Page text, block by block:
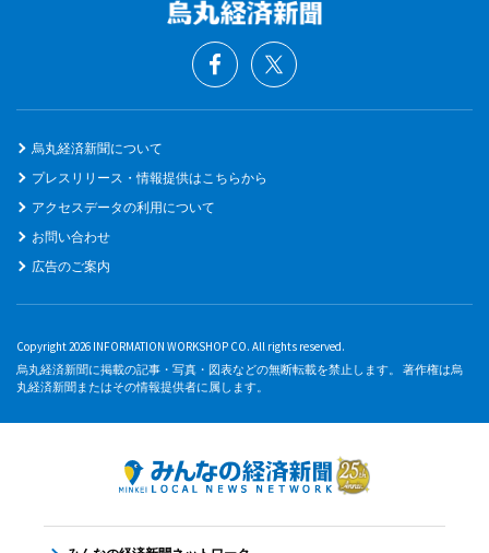
烏丸経済新聞について
プレスリリース・情報提供はこちらから
アクセスデータの利用について
お問い合わせ
広告のご案内
Copyright 2026 INFORMATION WORKSHOP CO. All rights reserved.
烏丸経済新聞に掲載の記事・写真・図表などの無断転載を禁止します。 著作権は烏
丸経済新聞またはその情報提供者に属します。